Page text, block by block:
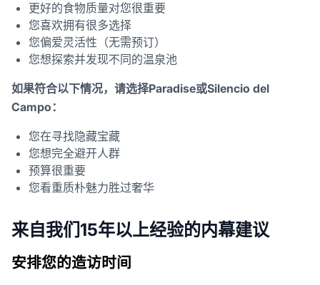
更好的食物质量对您很重要
您喜欢拥有很多选择
您偏爱灵活性（无需预订）
您想探索并发现不同的温泉池
如果符合以下情况，请选择Paradise或Silencio del
Campo：
您在寻找隐藏宝藏
您想完全避开人群
预算很重要
您看重质朴魅力胜过奢华
来自我们15年以上经验的内幕建议
安排您的造访时间